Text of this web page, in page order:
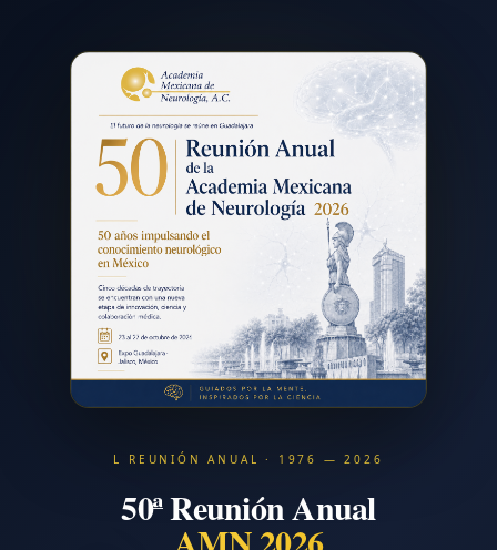
L REUNIÓN ANUAL · 1976 — 2026
50ª Reunión Anual